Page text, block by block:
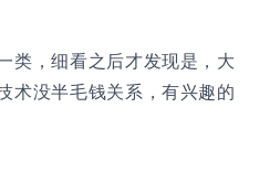
类，细看之后才发现是，大
术没半毛钱关系，有兴趣的